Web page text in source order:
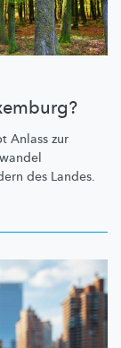
Anlass zur
des Landes.